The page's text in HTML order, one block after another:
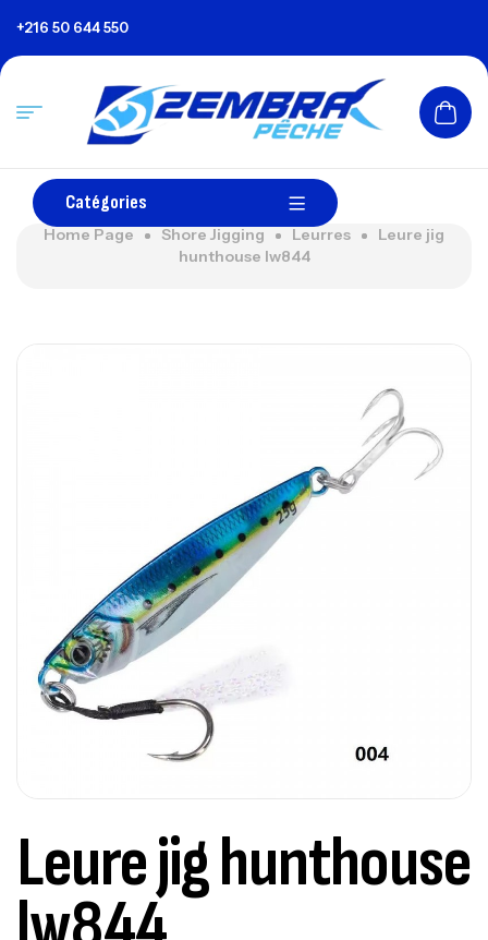
+216 50 644 550
Catégories
Home Page Shore Jigging Leurres
Leure jig
hunthouse lw844
Leure jig hunthouse